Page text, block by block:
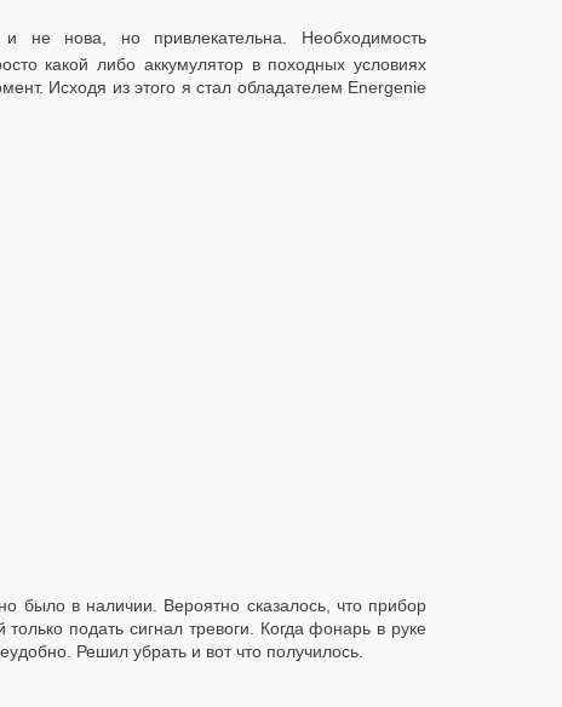
не нова, но привлекательна. Необходимость
какой либо аккумулятор в походных условиях
Исходя из этого я стал обладателем Energenie
было в наличии. Вероятно сказалось, что прибор
подать сигнал тревоги. Когда фонарь в руке
Решил убрать и вот что получилось.